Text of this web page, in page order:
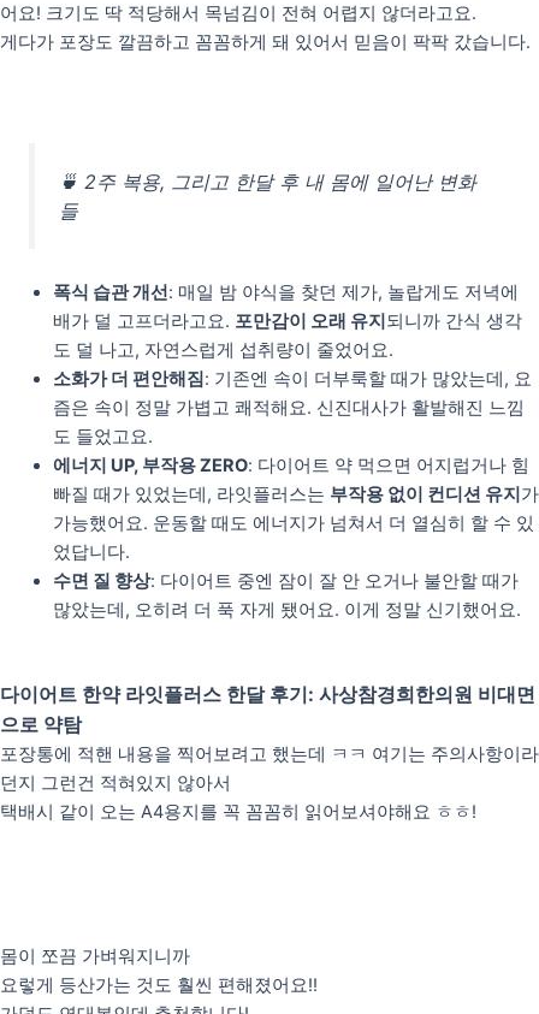
어요! 크기도 딱 적당해서 목넘김이 전혀 어렵지 않더라고요.
게다가 포장도 깔끔하고 꼼꼼하게 돼 있어서 믿음이 팍팍 갔습니다.
🍵 2주 복용, 그리고 한달 후 내 몸에 일어난 변화
들
폭식 습관 개선: 매일 밤 야식을 찾던 제가, 놀랍게도 저녁에
배가 덜 고프더라고요. 포만감이 오래 유지되니까 간식 생각
도 덜 나고, 자연스럽게 섭취량이 줄었어요.
소화가 더 편안해짐: 기존엔 속이 더부룩할 때가 많았는데, 요
즘은 속이 정말 가볍고 쾌적해요. 신진대사가 활발해진 느낌
도 들었고요.
에너지 UP, 부작용 ZERO: 다이어트 약 먹으면 어지럽거나 힘
빠질 때가 있었는데, 라잇플러스는 부작용 없이 컨디션 유지가
가능했어요. 운동할 때도 에너지가 넘쳐서 더 열심히 할 수 있
었답니다.
수면 질 향상: 다이어트 중엔 잠이 잘 안 오거나 불안할 때가
많았는데, 오히려 더 푹 자게 됐어요. 이게 정말 신기했어요.
다이어트 한약 라잇플러스 한달 후기: 사상참경희한의원 비대면
으로 약탐
포장통에 적핸 내용을 찍어보려고 했는데 ㅋㅋ 여기는 주의사항이라
던지 그런건 적혀있지 않아서
택배시 같이 오는 A4용지를 꼭 꼼꼼히 읽어보셔야해요 ㅎㅎ!
몸이 쪼끔 가벼워지니까
요렇게 등산가는 것도 훨씬 편해졌어요!!